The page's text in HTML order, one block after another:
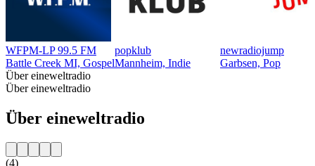
WFPM-LP 99.5 FM
Battle Creek MI, Gospel
popklub
Mannheim, Indie
newradiojump
Garbsen, Pop
Über eineweltradio
Über eineweltradio
Über eineweltradio
(4)